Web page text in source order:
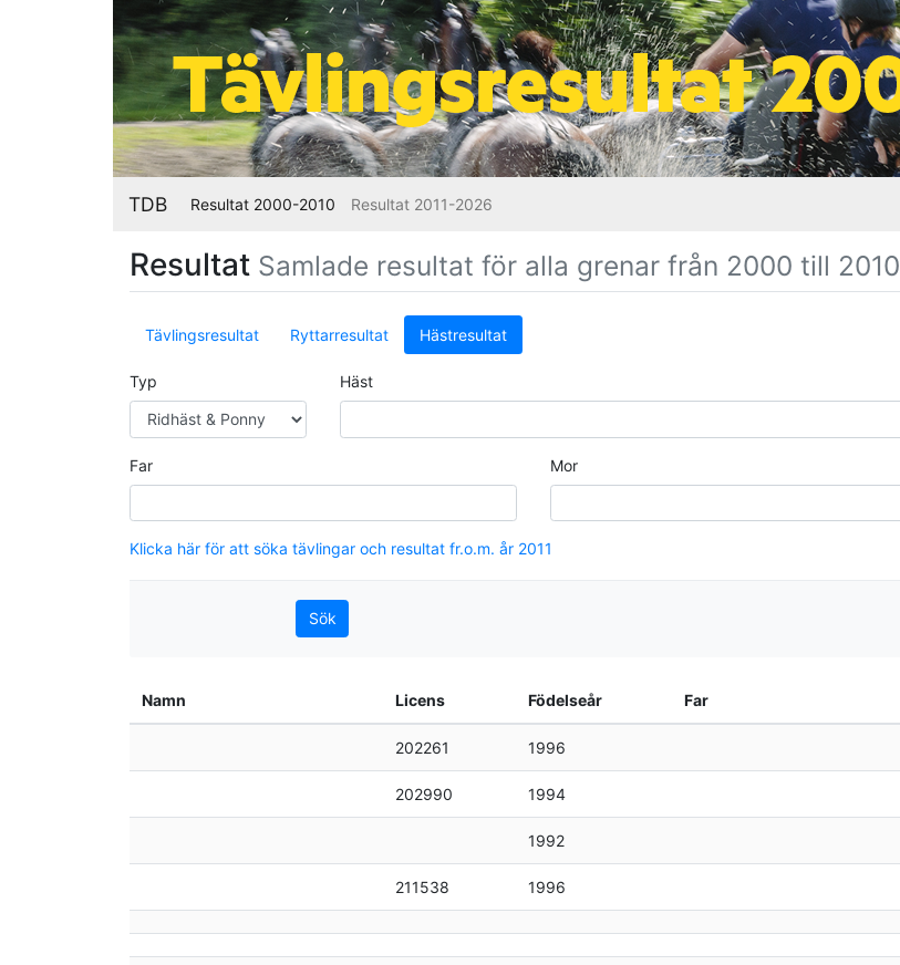
TDB Resultat 2000-2010 Resultat 2011-2026
Resultat Samlade resultat för alla grenar från 2000 till 2010
Tävlingsresultat Ryttarresultat Hästresultat
Typ Häst
Far Mor
Klicka här för att söka tävlingar och resultat fr.o.m. år 2011
Namn Licens Födelseår Far
202261 1996
202990 1994
1992
211538 1996